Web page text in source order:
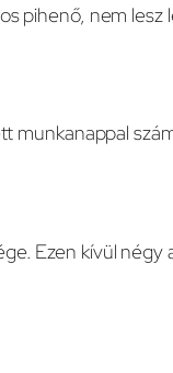
pihenő, nem
Ezen kívül